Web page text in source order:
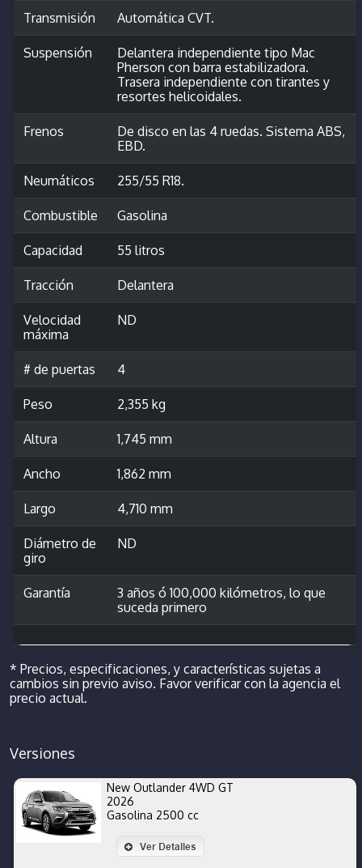
Transmisión Automática CVT.
Suspensión
Delantera independiente tipo Mac
Pherson con barra estabilizadora.
Trasera independiente con tirantes y
resortes helicoidales.
Frenos
De disco en las 4 ruedas. Sistema ABS,
EBD.
Neumáticos 255/55 R18.
Combustible Gasolina
Capacidad 55 litros
Tracción Delantera
Velocidad
máxima
ND
# de puertas 4
Peso 2,355 kg
Altura 1,745 mm
Ancho 1,862 mm
Largo 4,710 mm
Diámetro de
giro
ND
Garantía
3 años ó 100,000 kilómetros, lo que
suceda primero
* Precios, especificaciones, y características sujetas a
cambios sin previo aviso. Favor verificar con la agencia el
precio actual.
Versiones
New Outlander 4WD GT
2026
Gasolina 2500 cc